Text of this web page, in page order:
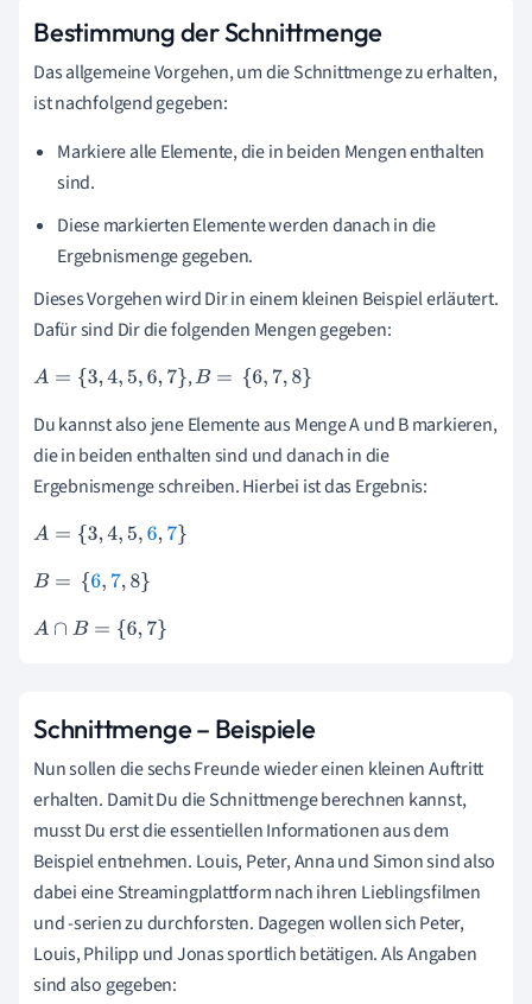
Bestimmung der Schnittmenge
Das allgemeine Vorgehen, um die Schnittmenge zu erhalten,
ist nachfolgend gegeben:
Markiere alle Elemente, die in beiden Mengen enthalten
sind.
Diese markierten Elemente werden danach in die
Ergebnismenge gegeben.
Dieses Vorgehen wird Dir in einem kleinen Beispiel erläutert.
Dafür sind Dir die folgenden Mengen gegeben:
A= {3, 4,5,6,7 } ,B= {6, 7,8}
Du kannst also jene Elemente aus Menge A und B markieren,
die in beiden enthalten sind und danach in die
Ergebnismenge schreiben. Hierbei ist das Ergebnis:
A= {3, 4,5,6,7 }
B= {6, 7,8}
A∩ B={6, 7}
Schnittmenge – Beispiele
Nun sollen die sechs Freunde wieder einen kleinen Auftritt
erhalten. Damit Du die Schnittmenge berechnen kannst,
musst Du erst die essentiellen Informationen aus dem
Beispiel entnehmen. Louis, Peter, Anna und Simon sind also
dabei eine Streamingplattform nach ihren Lieblingsfilmen
und -serien zu durchforsten. Dagegen wollen sich Peter,
Louis, Philipp und Jonas sportlich betätigen. Als Angaben
sind also gegeben: